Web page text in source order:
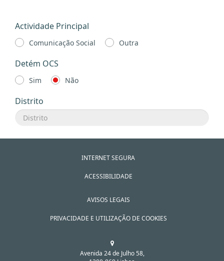
Actividade Principal
Comunicação Social Outra
Detém OCS
Sim Não
Distrito
INTERNET SEGURA
ACESSIBILIDADE
AVISOS LEGAIS
PRIVACIDADE E UTILIZAÇÃO DE COOKIES
Avenida 24 de Julho 58,